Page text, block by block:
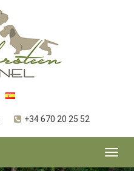
+34 670 20 25 52